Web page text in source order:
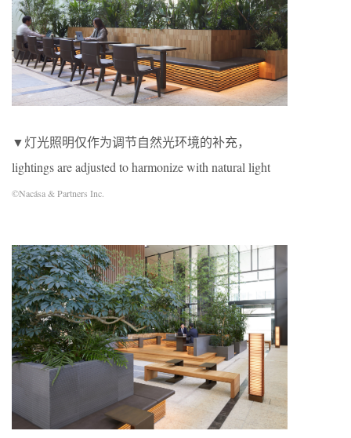
▼灯光照明仅作为调节自然光环境的补充，
lightings are adjusted to harmonize with natural light
©Nacása & Partners Inc.